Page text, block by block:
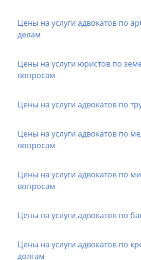
Цены на услуги адвокатов по
делам
Цены на услуги юристов по
вопросам
Цены на услуги адвокатов по
Цены на услуги адвокатов по
вопросам
Цены на услуги адвокатов по
вопросам
Цены на услуги адвокатов по
Цены на услуги адвокатов по
долгам